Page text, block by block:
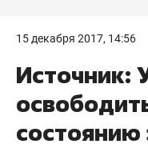
15 декабря 2017, 14:56
Источник:
состоянию